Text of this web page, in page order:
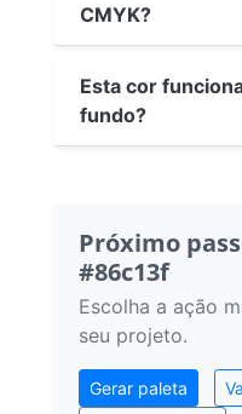
CMYK?
Esta cor
fundo?
Próximo
#86c13f
Escolha a ação
seu projeto.
Gerar paleta